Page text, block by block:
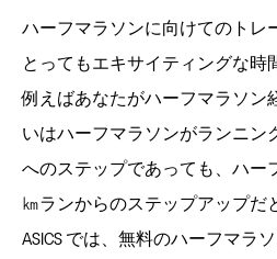
ハーフマラソンに向けてのトレ
とってもエキサイティングな時
例えばあなたがハーフマラソン
いはハーフマラソンがランニン
へのステップであっても、ハー
㎞ランからのステップアップだ
ASICS では、無料のハーフマラ